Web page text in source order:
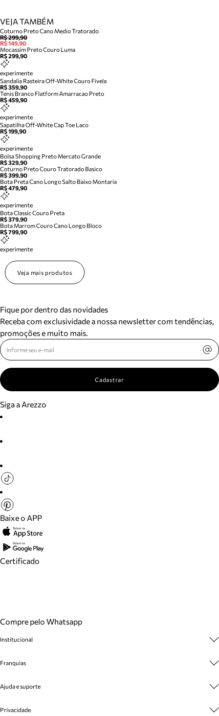
VEJA TAMBÉM
Coturno Preto Cano Medio Tratorado
R$ 299,90
R$ 149,90
Mocassim Preto Couro Luma
R$ 299,90
experimente
Sandalia Rasteira Off-White Couro Fivela
R$ 359,90
Tenis Branco Flatform Amarracao Preto
R$ 459,90
experimente
Sapatilha Off-White Cap Toe Laco
R$ 199,90
experimente
Bolsa Shopping Preto Mercato Grande
R$ 329,90
Coturno Preto Couro Tratorado Basico
R$ 399,90
Bota Preta Cano Longo Salto Baixo Montaria
R$ 479,90
experimente
Bota Classic Couro Preta
R$ 379,90
Bota Marrom Couro Cano Longo Bloco
R$ 799,90
experimente
Veja mais produtos
Fique por dentro das novidades
Receba com exclusividade a nossa newsletter com tendências,
promoções e muito mais.
Cadastrar
Siga a Arezzo
Baixe o APP
Certificado
Compre pelo Whatsapp
Institucional
Cashback
Venda Corporativa
Franquias
Plano de Negócio
Ajuda e suporte
Privacidade